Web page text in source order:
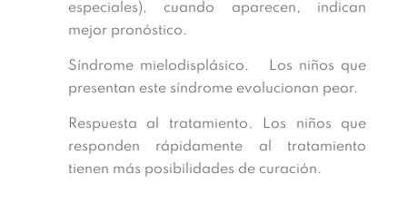
especiales), cuando aparecen, indican
mejor pronóstico.
Síndrome mielodisplásico. Los niños que
presentan este síndrome evolucionan peor.
Respuesta al tratamiento. Los niños que
responden rápidamente al tratamiento
tienen más posibilidades de curación.